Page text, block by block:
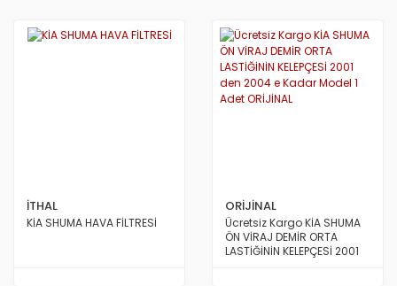
İTHAL
KİA SHUMA HAVA FİLTRESİ
ORİJİNAL
Ücretsiz Kargo KİA SHUMA
ÖN VİRAJ DEMİR ORTA
LASTİĞİNİN KELEPÇESİ 2001